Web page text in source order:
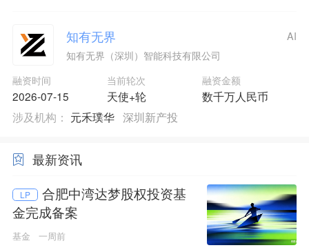
知有无界
知有无界（深圳）智能科技有限公司
融资时间
2026-07-15
当前轮次
天使+轮
融资金额
数千万人民币
AI
涉及机构： 元禾璞华 深圳新产投
最新资讯
LP
合肥中湾达梦股权投资基
金完成备案
基金 一周前